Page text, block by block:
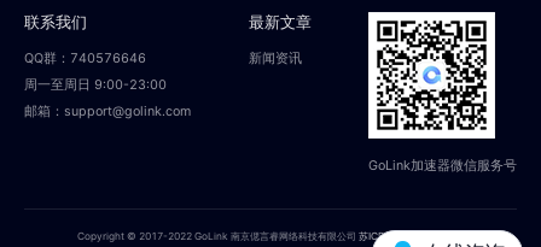
联系我们
QQ群：740576646
周一至周日 9:00-23:00
邮箱：support@golink.com
最新文章
新闻资讯
GoLink加速器微信服务号
Copyright © 2017-2022 GoLink 南京偲言睿网络科技有限公司苏ICP备18014251号-2